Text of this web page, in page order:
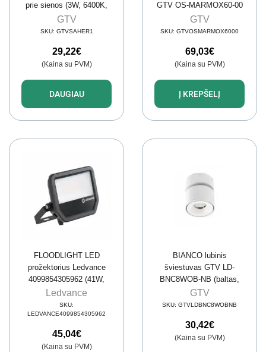
prie sienos (3W, 6400K,
IP 65, 350mAh)
GTV
SKU: GTVSAHER1
29,22€
(Kaina su PVM)
DAUGIAU
GTV OS-MARMOX60-00
GTV
SKU: GTVOSMARMOX6000
69,03€
(Kaina su PVM)
Į KREPŠELĮ
FLOODLIGHT LED
prožektorius Ledvance
4099854305962 (41W,
4000K, 6000lm, IP66,
juodas)
Ledvance
SKU:
LEDVANCE4099854305962
45,04€
(Kaina su PVM)
BIANCO lubinis
šviestuvas GTV LD-
BNC8WOB-NB (baltas,
8W, 680lm, 4000K)
GTV
SKU: GTVLDBNC8WOBNB
30,42€
(Kaina su PVM)